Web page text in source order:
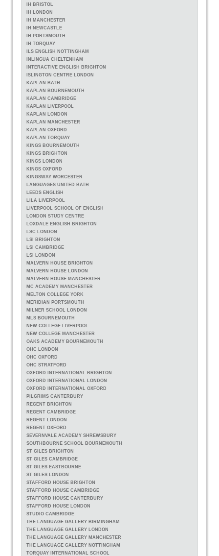
IH BRISTOL
IH LONDON
IH MANCHESTER
IH NEWCASTLE
IH PORTSMOUTH
IH TORQUAY
ILS ENGLISH NOTTINGHAM
INLINGUA CHELTENHAM
INTERACTIVE ENGLISH BRIGHTON
ISLINGTON CENTRE LONDON
KAPLAN BATH
KAPLAN BOURNEMOUTH
KAPLAN CAMBRIDGE
KAPLAN LIVERPOOL
KAPLAN LONDON
KAPLAN MANCHESTER
KAPLAN OXFORD
KAPLAN TORQUAY
KINGS BOURNEMOUTH
KINGS BRIGHTON
KINGS LONDON
KINGS OXFORD
KINGSWAY WORCESTER
LANGUAGES UNITED BATH
LEEDS ENGLISH
LILA LIVERPOOL
LIVERPOOL SCHOOL OF ENGLISH
LONDON STUDY CENTRE
LOXDALE ENGLISH BRIGHTON
LSC LONDON
LSI BRIGHTON
LSI CAMBRIDGE
LSI LONDON
MALVERN HOUSE BRIGHTON
MALVERN HOUSE LONDON
MALVERN HOUSE MANCHESTER
MC ACADEMY MANCHESTER
MELTON COLLEGE YORK
MERIDIAN PORTSMOUTH
MILNER SCHOOL LONDON
MLS BOURNEMOUTH
NEW COLLEGE LIVERPOOL
NEW COLLEGE MANCHESTER
OAKS ACADEMY BOURNEMOUTH
OHC LONDON
OHC OXFORD
OHC STRATFORD
OXFORD INTERNATIONAL BRIGHTON
OXFORD INTERNATIONAL LONDON
OXFORD INTERNATIONAL OXFORD
PILGRIMS CANTERBURY
REGENT BRIGHTON
REGENT CAMBRIDGE
REGENT LONDON
REGENT OXFORD
SEVERNVALE ACADEMY SHREWSBURY
SOUTHBOURNE SCHOOL BOURNEMOUTH
ST GILES BRIGHTON
ST GILES CAMBRIDGE
ST GILES EASTBOURNE
ST GILES LONDON
STAFFORD HOUSE BRIGHTON
STAFFORD HOUSE CAMBRIDGE
STAFFORD HOUSE CANTERBURY
STAFFORD HOUSE LONDON
STUDIO CAMBRIDGE
THE LANGUAGE GALLERY BIRMINGHAM
THE LANGUAGE GALLERY LONDON
THE LANGUAGE GALLERY MANCHESTER
THE LANGUAGE GALLERY NOTTINGHAM
TORQUAY INTERNATIONAL SCHOOL